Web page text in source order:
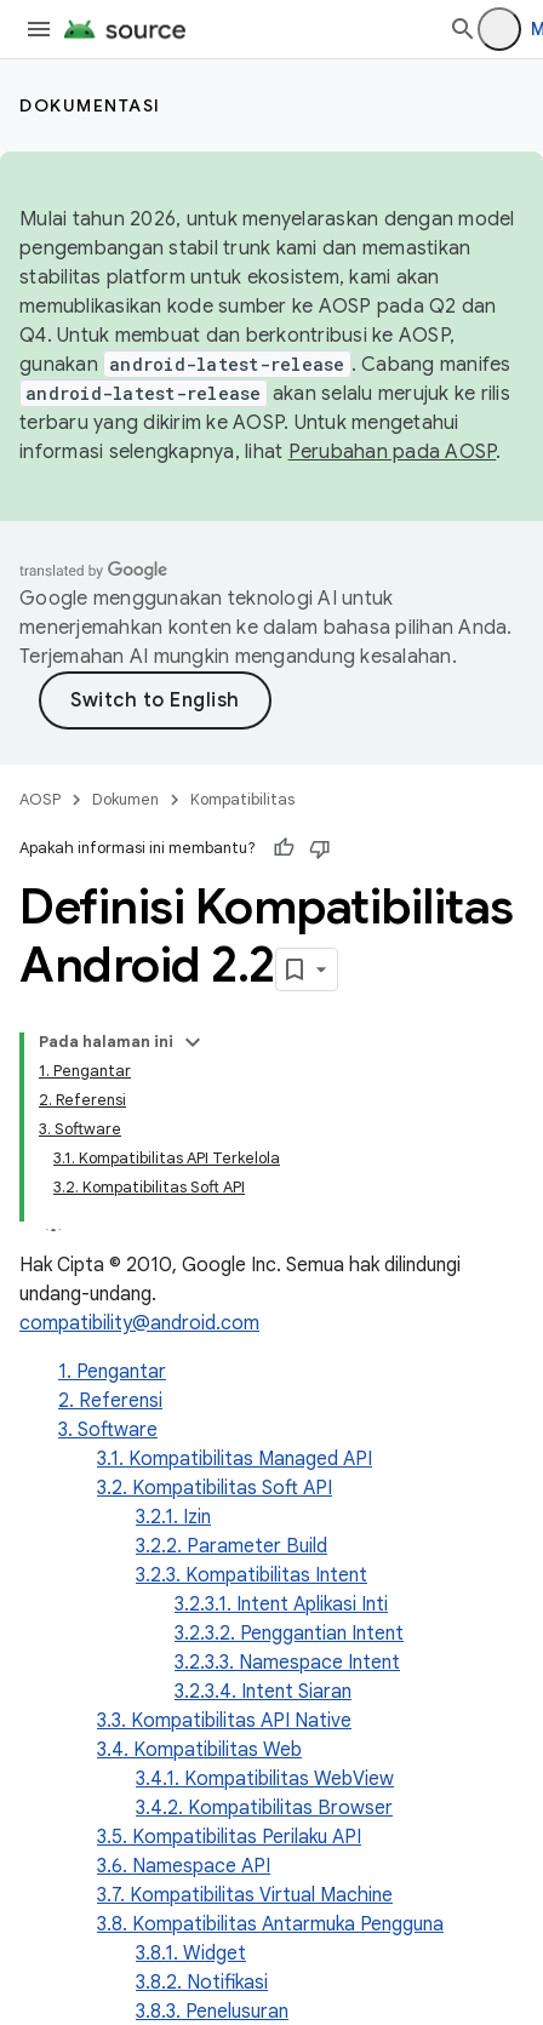
DOKUMENTASI
Mulai tahun 2026, untuk menyelaraskan dengan model
pengembangan stabil trunk kami dan memastikan
stabilitas platform untuk ekosistem, kami akan
memublikasikan kode sumber ke AOSP pada Q2 dan
Q4. Untuk membuat dan berkontribusi ke AOSP,
gunakan android-latest-release . Cabang manifes
android-latest-release akan selalu merujuk ke rilis
terbaru yang dikirim ke AOSP. Untuk mengetahui
informasi selengkapnya, lihat Perubahan pada AOSP.
Google menggunakan teknologi AI untuk
menerjemahkan konten ke dalam bahasa pilihan Anda.
Terjemahan AI mungkin mengandung kesalahan.
AOSP Dokumen Kompatibilitas
Apakah informasi ini membantu?
Definisi Kompatibilitas
Android 2.2
Pada halaman ini
1. Pengantar
2. Referensi
3. Software
3.1. Kompatibilitas API Terkelola
3.2. Kompatibilitas Soft API
Hak Cipta © 2010, Google Inc. Semua hak dilindungi
undang-undang.
compatibility@android.com
1. Pengantar
2. Referensi
3. Software
3.1. Kompatibilitas Managed API
3.2. Kompatibilitas Soft API
3.2.1. Izin
3.2.2. Parameter Build
3.2.3. Kompatibilitas Intent
3.2.3.1. Intent Aplikasi Inti
3.2.3.2. Penggantian Intent
3.2.3.3. Namespace Intent
3.2.3.4. Intent Siaran
3.3. Kompatibilitas API Native
3.4. Kompatibilitas Web
3.4.1. Kompatibilitas WebView
3.4.2. Kompatibilitas Browser
3.5. Kompatibilitas Perilaku API
3.6. Namespace API
3.7. Kompatibilitas Virtual Machine
3.8. Kompatibilitas Antarmuka Pengguna
3.8.1. Widget
3.8.2. Notifikasi
3.8.3. Penelusuran